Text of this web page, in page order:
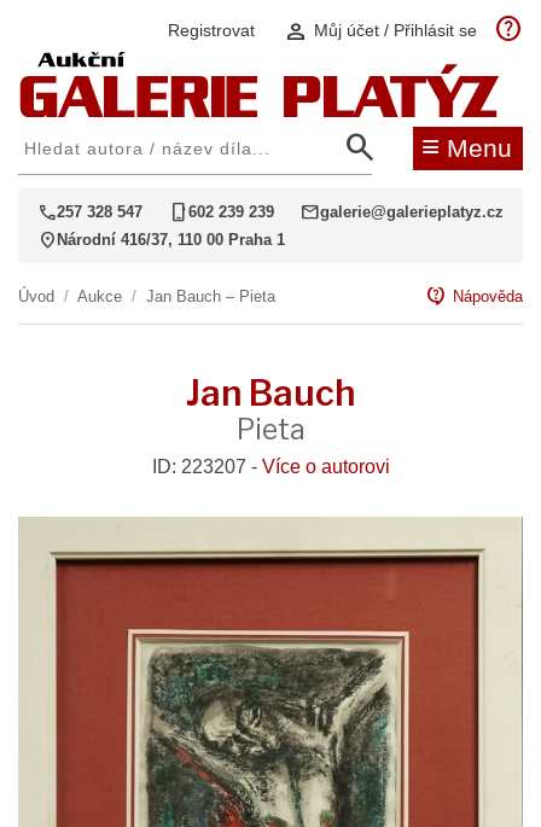
Registrovat person Můj účet / Přihlásit se help
search ≡ Menu
call257 328 547 phone_iphone602 239 239 mailgalerie@galerieplatyz.cz
location_on Národní 416/37, 110 00 Praha 1
Úvod / Aukce / Jan Bauch – Pieta contact_support Nápověda
Jan Bauch
Pieta
ID: 223207 - Více o autorovi